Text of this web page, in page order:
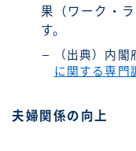
果（ワーク・
す。
（出典）内閣
に関する専門
夫婦関係の向上